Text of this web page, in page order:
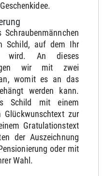
Schild, auf dem Ihr
wird. An dieses
wir mit zwei
womit es an das
werden kann.
Schild mit einem
Glückwunschtext zur
Gratulationstext
der Auszeichnung
oder mit
Wahl.